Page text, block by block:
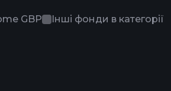
GBP Інші фонди в категорії